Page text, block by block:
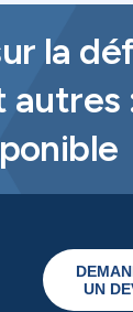
la
autres
UN